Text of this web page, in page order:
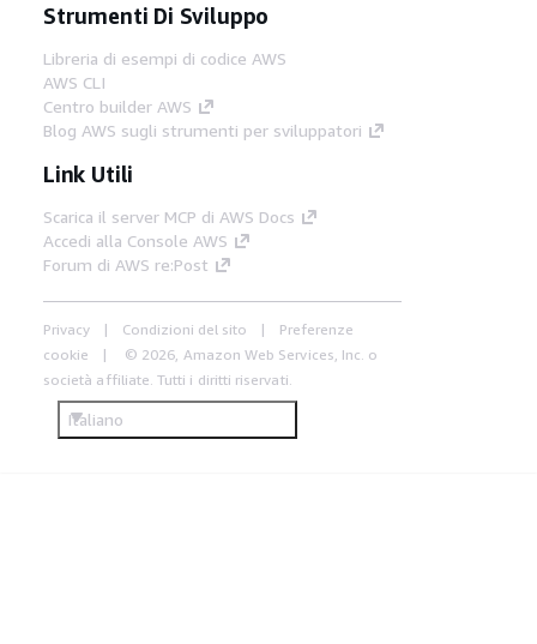
Strumenti Di Sviluppo
Libreria di esempi di codice AWS
AWS CLI
Centro builder AWS
Blog AWS sugli strumenti per sviluppatori
Link Utili
Scarica il server MCP di AWS Docs
Accedi alla Console AWS
Forum di AWS re:Post
Privacy Condizioni del sito
Preferenze
cookie
© 2026, Amazon Web Services, Inc. o
società affiliate. Tutti i diritti riservati.
Italiano